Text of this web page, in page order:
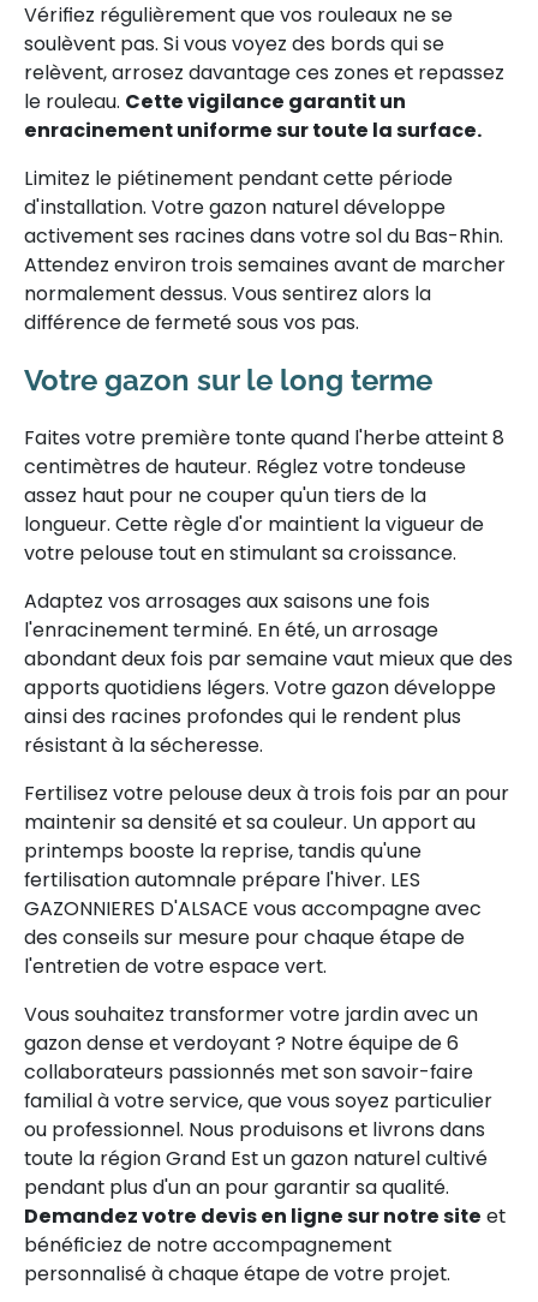
Vérifiez régulièrement que vos rouleaux ne se
soulèvent pas. Si vous voyez des bords qui se
relèvent, arrosez davantage ces zones et repassez
le rouleau. Cette vigilance garantit un
enracinement uniforme sur toute la surface.
Limitez le piétinement pendant cette période
d'installation. Votre gazon naturel développe
activement ses racines dans votre sol du Bas-Rhin.
Attendez environ trois semaines avant de marcher
normalement dessus. Vous sentirez alors la
différence de fermeté sous vos pas.
Votre gazon sur le long terme
Faites votre première tonte quand l'herbe atteint 8
centimètres de hauteur. Réglez votre tondeuse
assez haut pour ne couper qu'un tiers de la
longueur. Cette règle d'or maintient la vigueur de
votre pelouse tout en stimulant sa croissance.
Adaptez vos arrosages aux saisons une fois
l'enracinement terminé. En été, un arrosage
abondant deux fois par semaine vaut mieux que des
apports quotidiens légers. Votre gazon développe
ainsi des racines profondes qui le rendent plus
résistant à la sécheresse.
Fertilisez votre pelouse deux à trois fois par an pour
maintenir sa densité et sa couleur. Un apport au
printemps booste la reprise, tandis qu'une
fertilisation automnale prépare l'hiver. LES
GAZONNIERES D'ALSACE vous accompagne avec
des conseils sur mesure pour chaque étape de
l'entretien de votre espace vert.
Vous souhaitez transformer votre jardin avec un
gazon dense et verdoyant ? Notre équipe de 6
collaborateurs passionnés met son savoir-faire
familial à votre service, que vous soyez particulier
ou professionnel. Nous produisons et livrons dans
toute la région Grand Est un gazon naturel cultivé
pendant plus d'un an pour garantir sa qualité.
Demandez votre devis en ligne sur notre site et
bénéficiez de notre accompagnement
personnalisé à chaque étape de votre projet.